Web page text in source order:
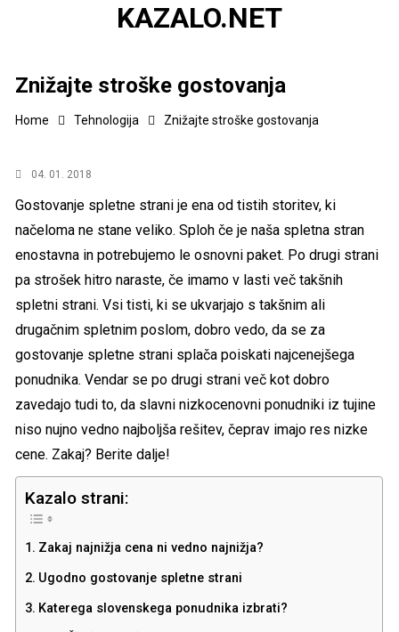
KAZALO.NET
Znižajte stroške gostovanja
Home Tehnologija Znižajte stroške gostovanja
04. 01. 2018
Gostovanje spletne strani je ena od tistih storitev, ki
načeloma ne stane veliko. Sploh če je naša spletna stran
enostavna in potrebujemo le osnovni paket. Po drugi strani
pa strošek hitro naraste, če imamo v lasti več takšnih
spletni strani. Vsi tisti, ki se ukvarjajo s takšnim ali
drugačnim spletnim poslom, dobro vedo, da se za
gostovanje spletne strani splača poiskati najcenejšega
ponudnika. Vendar se po drugi strani več kot dobro
zavedajo tudi to, da slavni nizkocenovni ponudniki iz tujine
niso nujno vedno najboljša rešitev, čeprav imajo res nizke
cene. Zakaj? Berite dalje!
Kazalo strani:
Zakaj najnižja cena ni vedno najnižja?
Ugodno gostovanje spletne strani
Katerega slovenskega ponudnika izbrati?